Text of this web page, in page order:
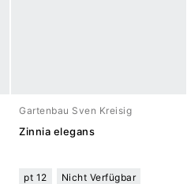
Gartenbau Sven Kreisig
Zinnia elegans
pt 12 Nicht Verfügbar